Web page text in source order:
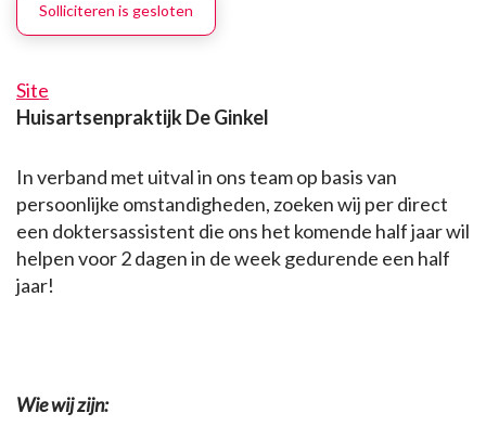
Solliciteren is gesloten
Site
Huisartsenpraktijk De Ginkel
In verband met uitval in ons team op basis van
persoonlijke omstandigheden, zoeken wij per direct
een doktersassistent die ons het komende half jaar wil
helpen voor 2 dagen in de week gedurende een half
jaar!
Wie wij zijn: